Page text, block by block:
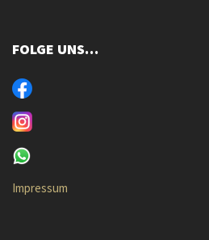
FOLGE UNS…
Impressum